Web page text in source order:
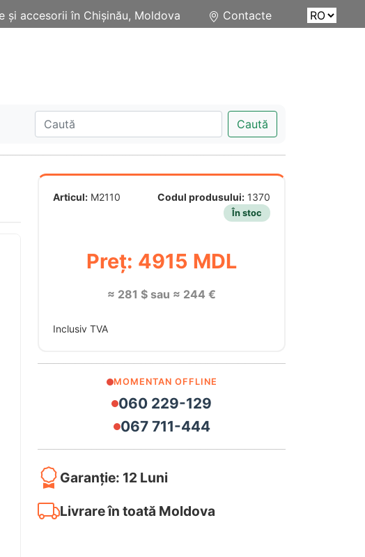
Contacte
și accesorii în Chișinău, Moldova
Caută
Articul: M2110 Codul produsului: 1370
În stoc
Preț: 4915 MDL
≈ 281 $ sau ≈ 244 €
Inclusiv TVA
MOMENTAN OFFLINE
060 229-129
067 711-444
Garanție: 12 Luni
Livrare în toată Moldova